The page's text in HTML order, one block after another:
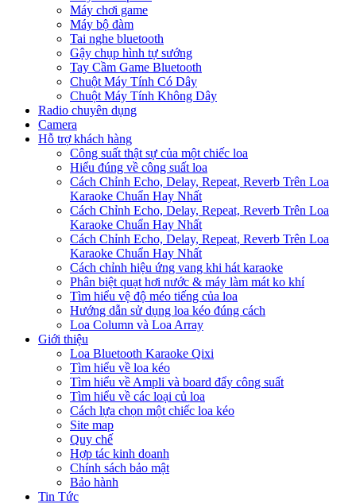
Máy chơi game
Máy bộ đàm
Tai nghe bluetooth
Gậy chụp hình tự sướng
Tay Cầm Game Bluetooth
Chuột Máy Tính Có Dây
Chuột Máy Tính Không Dây
Radio chuyên dụng
Camera
Hỗ trợ khách hàng
Công suất thật sự của một chiếc loa
Hiểu đúng về công suất loa
Cách Chỉnh Echo, Delay, Repeat, Reverb Trên Loa
Karaoke Chuẩn Hay Nhất
Cách Chỉnh Echo, Delay, Repeat, Reverb Trên Loa
Karaoke Chuẩn Hay Nhất
Cách Chỉnh Echo, Delay, Repeat, Reverb Trên Loa
Karaoke Chuẩn Hay Nhất
Cách chỉnh hiệu ứng vang khi hát karaoke
Phân biệt quạt hơi nước & máy làm mát ko khí
Tìm hiểu vệ độ méo tiếng của loa
Hướng dẫn sử dụng loa kéo đúng cách
Loa Column và Loa Array
Giới thiệu
Loa Bluetooth Karaoke Qixi
Tìm hiểu về loa kéo
Tìm hiểu về Ampli và board đẩy công suất
Tìm hiểu về các loại củ loa
Cách lựa chọn một chiếc loa kéo
Site map
Quy chế
Hợp tác kinh doanh
Chính sách bảo mật
Bảo hành
Tin Tức